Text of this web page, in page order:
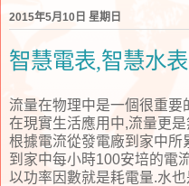
2015年5月10日 星期日
智慧電表,智慧水表
流量在物理中是一個很重要
在現實生活應用中,流量更
根據電流從發電廠到家中所
到家中每小時100安培的電
以功率因數就是耗電量.水